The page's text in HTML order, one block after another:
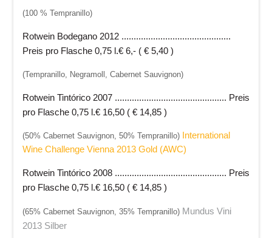
(100 % Tempranillo)
Rotwein Bodegano 2012.............................................
Preis pro Flasche 0,75 l.€ 6,- ( € 5,40 )
(Tempranillo, Negramoll, Cabernet Sauvignon)
Rotwein Tintórico 2007 .............................................. Preis
pro Flasche 0,75 l.€ 16,50 ( € 14,85 )
(50% Cabernet Sauvignon, 50% Tempranillo) International
Wine Challenge Vienna 2013 Gold (AWC)
Rotwein Tintórico 2008 .............................................. Preis
pro Flasche 0,75 l.€ 16,50 ( € 14,85 )
(65% Cabernet Sauvignon, 35% Tempranillo) Mundus Vini
2013 Silber